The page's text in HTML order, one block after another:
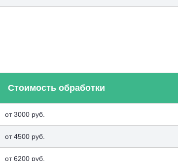
Стоимость обработки
от 3000 руб.
от 4500 руб.
от 6200 руб.